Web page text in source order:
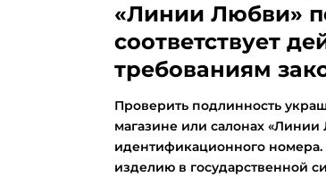
«Линии Любви»
соответствует
требованиям
Проверить подлинность
магазине или салонах
идентификационного
изделию в государственной